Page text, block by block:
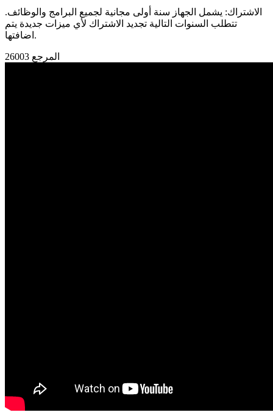
الاشتراك: يشمل الجهاز سنة أولى مجانية لجميع البرامج والوظائف.
تتطلب السنوات التالية تجديد الاشتراك لأي ميزات جديدة يتم
اضافتها.
المرجع 26003